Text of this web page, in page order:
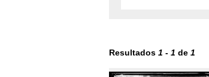
Resultados 1 - 1 de 1